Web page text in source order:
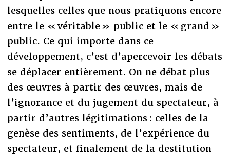
lesquelles celles que nous pratiquons encore
entre le « véritable » public et le « grand »
public. Ce qui importe dans ce
développement, c’est d’apercevoir les débats
se déplacer entièrement. On ne débat plus
des œuvres à partir des œuvres, mais de
l’ignorance et du jugement du spectateur, à
partir d’autres légitimations : celles de la
genèse des sentiments, de l’expérience du
spectateur, et finalement de la destitution